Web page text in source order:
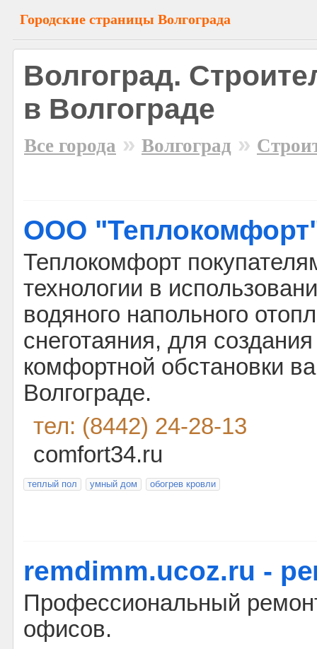
Городские страницы Волгограда
Волгоград.
в Волгограде
Все города » Волгоград »
ООО
Теплокомфорт
технологии в
водяного напольного
снеготаяния, для
комфортной обстановки
Волгограде.
тел: (8442) 24-28-13
comfort34.ru
теплый пол умный дом обогрев кровли
remdimm.ucoz.ru -
Профессиональный
офисов.